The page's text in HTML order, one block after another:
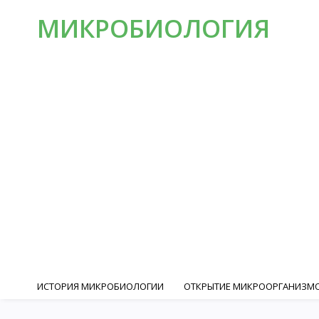
МИКРОБИОЛОГИЯ
ИСТОРИЯ МИКРОБИОЛОГИИ ОТКРЫТИЕ